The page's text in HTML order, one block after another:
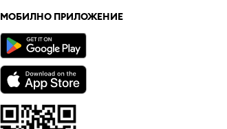
МОБИЛНО ПРИЛОЖЕНИЕ